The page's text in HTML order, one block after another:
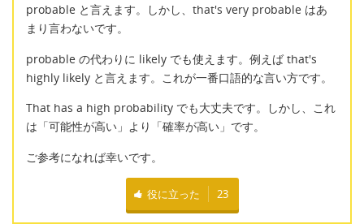
probable と言えます。しかし、that's very probable はあ
まり言わないです。
probable の代わりに likely でも使えます。例えば that's
highly likely と言えます。これが一番口語的な言い方です。
That has a high probability でも大丈夫です。しかし、これ
は「可能性が高い」より「確率が高い」です。
ご参考になれば幸いです。
役に立った 23